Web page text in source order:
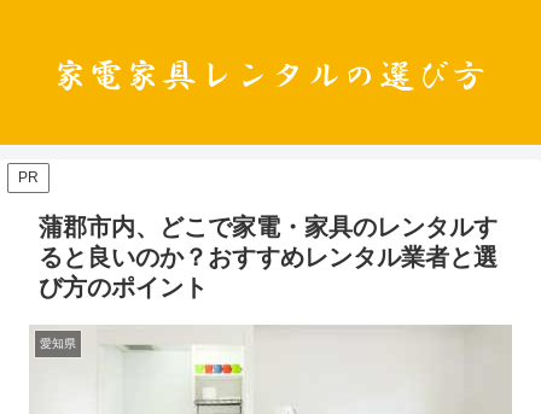
PR
蒲郡市内、どこで家電・家具のレンタルす
ると良いのか？おすすめレンタル業者と選
び方のポイント
愛知県